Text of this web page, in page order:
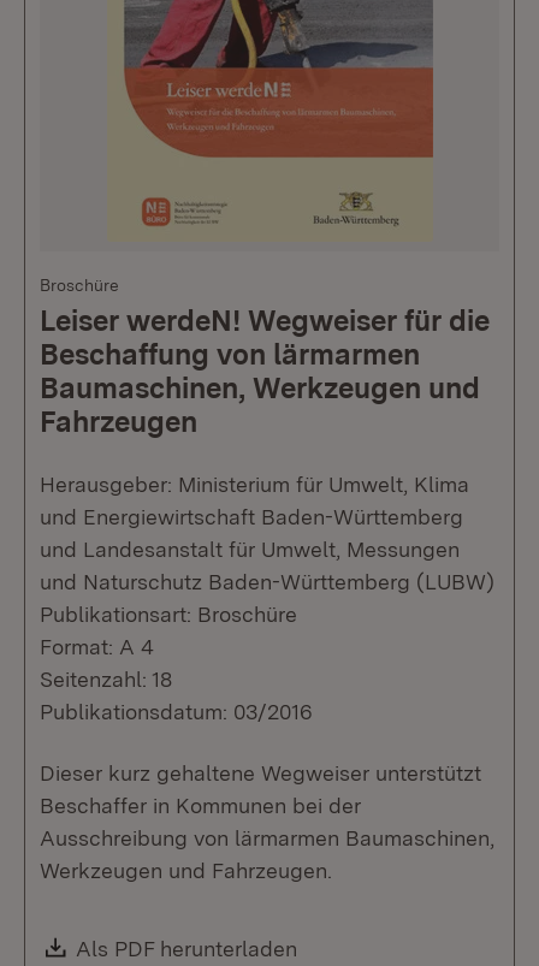
Broschüre
Leiser werdeN! Wegweiser für die
Beschaffung von lärmarmen
Baumaschinen, Werkzeugen und
Fahrzeugen
Herausgeber: Ministerium für Umwelt, Klima
und Energiewirtschaft Baden-Württemberg
und Landesanstalt für Umwelt, Messungen
und Naturschutz Baden-Württemberg (LUBW)
Publikationsart: Broschüre
Format: A 4
Seitenzahl: 18
Publikationsdatum: 03/2016
Dieser kurz gehaltene Wegweiser unterstützt
Beschaffer in Kommunen bei der
Ausschreibung von lärmarmen Baumaschinen,
Werkzeugen und Fahrzeugen.
Download:
Als PDF herunterladen